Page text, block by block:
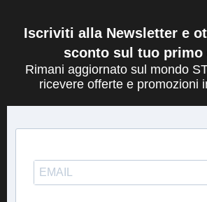
Iscriviti alla Newsletter e
sconto sul tuo primo
Rimani aggiornato sul mondo
ricevere offerte e promozioni